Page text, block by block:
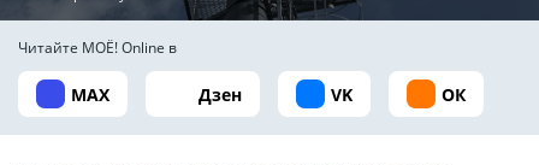
Читайте МОЁ! Online в
MAX Дзен VK ОК